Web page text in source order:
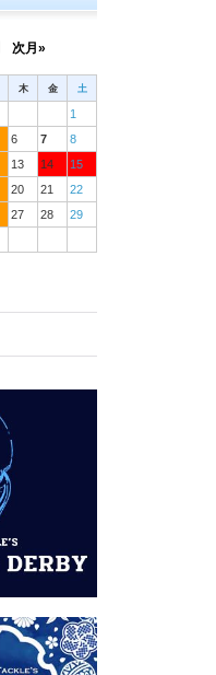
次月»
木 金 土
1
6 7
8
13 14
15
20 21
22
27 28
29